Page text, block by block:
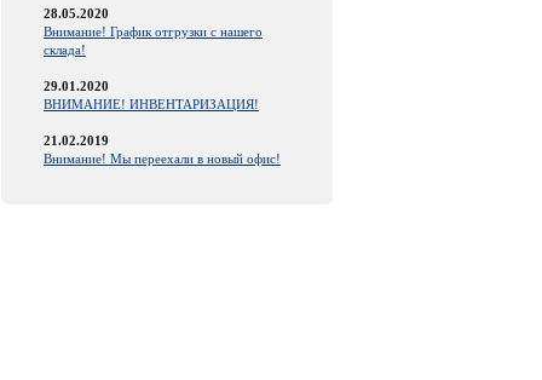
28.05.2020
Внимание! График отгрузки с нашего
склада!
29.01.2020
ВНИМАНИЕ! ИНВЕНТАРИЗАЦИЯ!
21.02.2019
Внимание! Мы переехали в новый офис!